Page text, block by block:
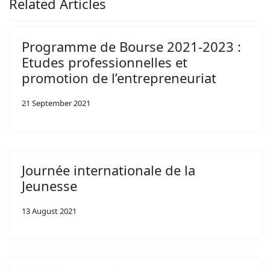
Related Articles
Programme de Bourse 2021-2023 :
Etudes professionnelles et
promotion de l’entrepreneuriat
21 September 2021
Journée internationale de la
Jeunesse
13 August 2021